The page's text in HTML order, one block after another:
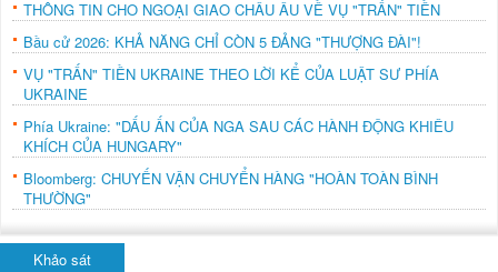
THÔNG TIN CHO NGOẠI GIAO CHÂU ÂU VỀ VỤ "TRẤN" TIỀN
Bầu cử 2026: KHẢ NĂNG CHỈ CÒN 5 ĐẢNG "THƯỢNG ĐÀI"!
VỤ "TRẤN" TIỀN UKRAINE THEO LỜI KỂ CỦA LUẬT SƯ PHÍA
UKRAINE
Phía Ukraine: "DẤU ẤN CỦA NGA SAU CÁC HÀNH ĐỘNG KHIÊU
KHÍCH CỦA HUNGARY"
Bloomberg: CHUYẾN VẬN CHUYỂN HÀNG "HOÀN TOÀN BÌNH
THƯỜNG"
Khảo sát